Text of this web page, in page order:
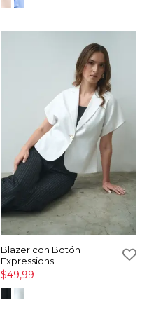
Blazer con Botón
Expressions
$49,99